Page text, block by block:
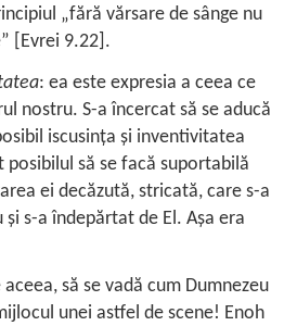
„fără vărsare de sânge nu
[ Evrei 9.22 ].
: ea este expresia a ceea ce
nostru. S-a încercat să se aducă
iscusinţa şi inventivitatea
să se facă suportabilă
ei decăzută, stricată, care s-a
s-a îndepărtat de El. Aşa era
să se vadă cum Dumnezeu
unei astfel de scene! Enoh